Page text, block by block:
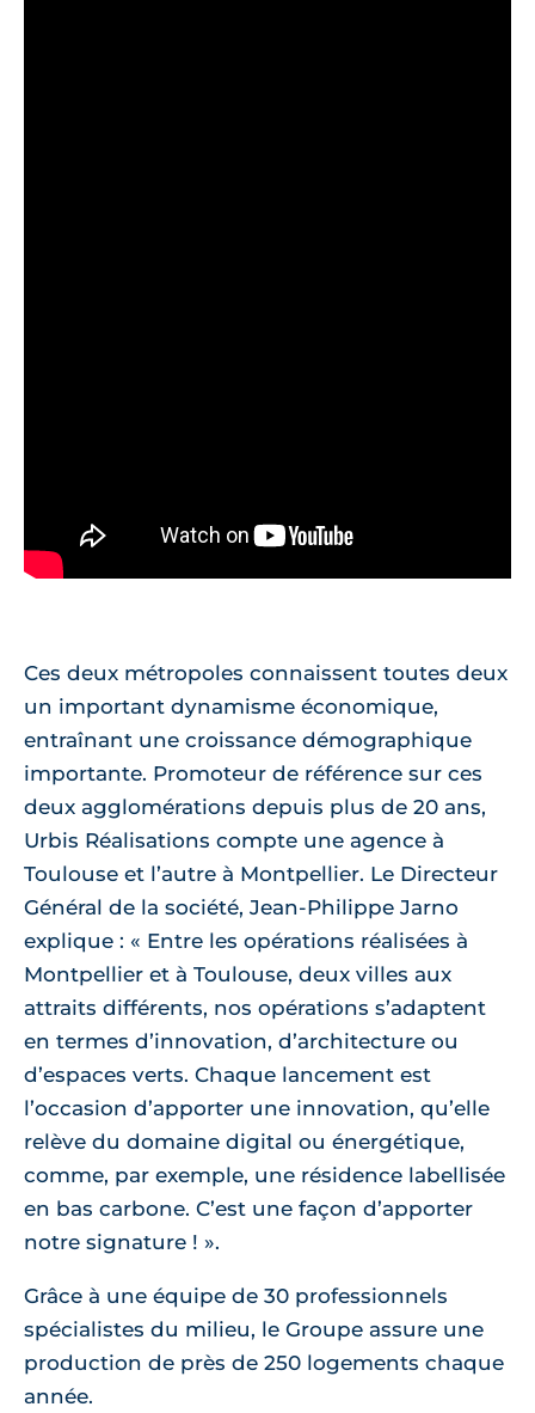
Ces deux métropoles connaissent toutes deux
un important dynamisme économique,
entraînant une croissance démographique
importante. Promoteur de référence sur ces
deux agglomérations depuis plus de 20 ans,
Urbis Réalisations compte une agence à
Toulouse et l’autre à Montpellier. Le Directeur
Général de la société, Jean-Philippe Jarno
explique : « Entre les opérations réalisées à
Montpellier et à Toulouse, deux villes aux
attraits différents, nos opérations s’adaptent
en termes d’innovation, d’architecture ou
d’espaces verts. Chaque lancement est
l’occasion d’apporter une innovation, qu’elle
relève du domaine digital ou énergétique,
comme, par exemple, une résidence labellisée
en bas carbone. C’est une façon d’apporter
notre signature ! ».
Grâce à une équipe de 30 professionnels
spécialistes du milieu, le Groupe assure une
production de près de 250 logements chaque
année.